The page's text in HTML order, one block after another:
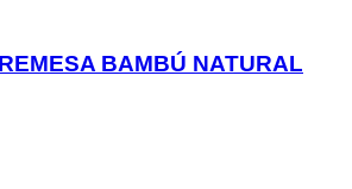
BAMBÚ NATURAL